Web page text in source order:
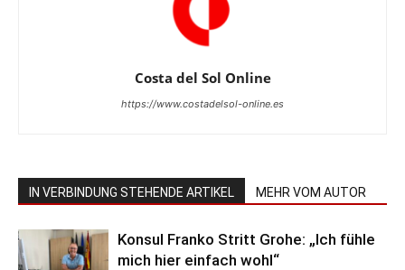
Costa del Sol Online
https://www.costadelsol-online.es
IN VERBINDUNG STEHENDE ARTIKEL MEHR VOM AUTOR
Konsul Franko Stritt Grohe: „Ich fühle
mich hier einfach wohl“